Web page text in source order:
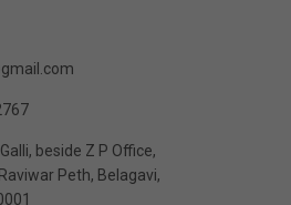
beside Z P Office,
Peth, Belagavi,